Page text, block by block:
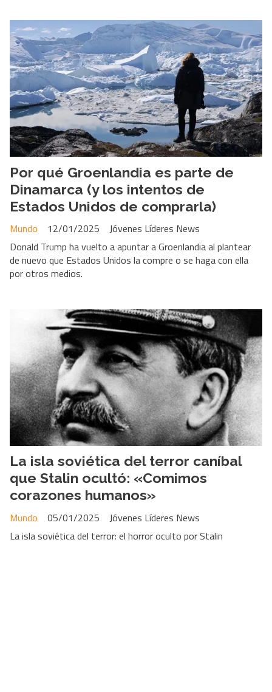
Por qué Groenlandia es parte de
Dinamarca (y los intentos de
Estados Unidos de comprarla)
Jóvenes Líderes News
Mundo
12/01/2025
Donald Trump ha vuelto a apuntar a Groenlandia al plantear
de nuevo que Estados Unidos la compre o se haga con ella
por otros medios.
La isla soviética del terror caníbal
que Stalin ocultó: «Comimos
corazones humanos»
Jóvenes Líderes News
Mundo
05/01/2025
La isla soviética del terror: el horror oculto por Stalin